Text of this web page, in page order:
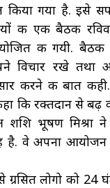
किया गया है. इसे
की एक बैठक
की गयी.
विचार रखे तथा
करने की बात
कि रक्तदान से बढ़
शशि भूषण मिश्रा ने
है. वे अपना
ग्रसित लोगो को 24